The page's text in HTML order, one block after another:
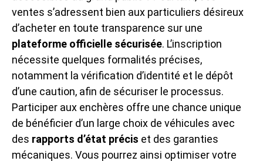
ventes s’adressent bien aux particuliers désireux
d’acheter en toute transparence sur une
plateforme officielle sécurisée. L’inscription
nécessite quelques formalités précises,
notamment la vérification d’identité et le dépôt
d’une caution, afin de sécuriser le processus.
Participer aux enchères offre une chance unique
de bénéficier d’un large choix de véhicules avec
des rapports d’état précis et des garanties
mécaniques. Vous pourrez ainsi optimiser votre